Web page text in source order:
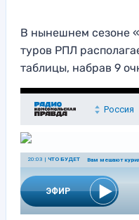
В нынешнем сезоне
туров РПЛ
таблицы, набрав 9